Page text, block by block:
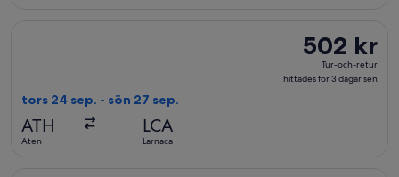
sen
502 kr
Tur-
och-
502 kr
Tur-och-retur
hittades för 3 dagar sen
tors 24 sep. - sön 27 sep.
ATH
Aten
LCA
Larnaca